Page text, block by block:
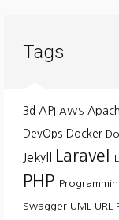
Tags
3d API AWS
DevOps Docker
Jekyll Laravel
PHP
Swagger UML URL